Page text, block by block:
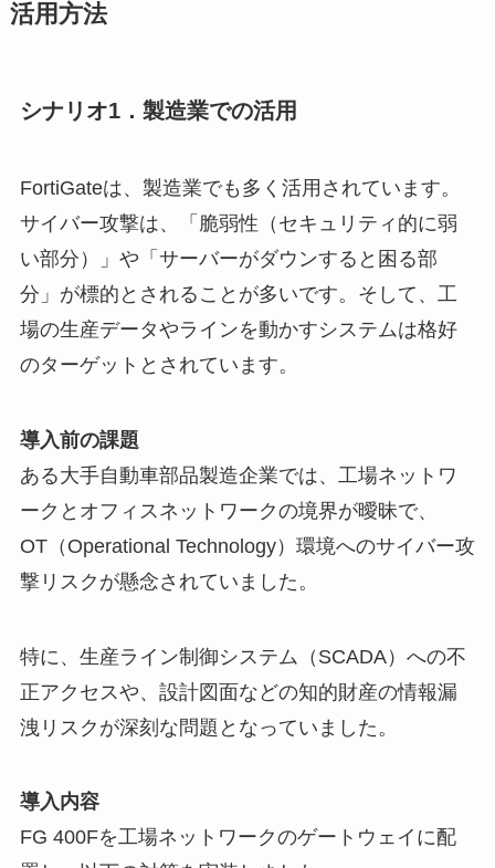
活用方法
シナリオ1．製造業での活用
FortiGateは、製造業でも多く活用されています。
サイバー攻撃は、「脆弱性（セキュリティ的に弱
い部分）」や「サーバーがダウンすると困る部
分」が標的とされることが多いです。そして、工
場の生産データやラインを動かすシステムは格好
のターゲットとされています。
導入前の課題
ある大手自動車部品製造企業では、工場ネットワ
ークとオフィスネットワークの境界が曖昧で、
OT（Operational Technology）環境へのサイバー攻
撃リスクが懸念されていました。
特に、生産ライン制御システム（SCADA）への不
正アクセスや、設計図面などの知的財産の情報漏
洩リスクが深刻な問題となっていました。
導入内容
FG 400Fを工場ネットワークのゲートウェイに配